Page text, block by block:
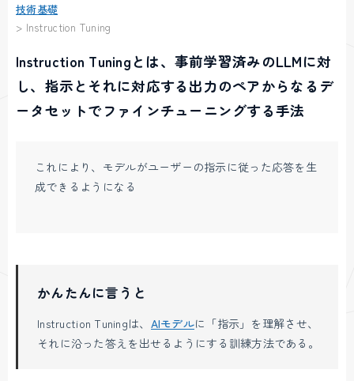
技術基礎
> Instruction Tuning
Instruction Tuningとは、事前学習済みのLLMに対
し、指示とそれに対応する出力のペアからなるデ
ータセットでファインチューニングする手法
これにより、モデルがユーザーの指示に従った応答を生
成できるようになる
かんたんに言うと
Instruction Tuningは、 AIモデルに「指示」を理解させ、
それに沿った答えを出せるようにする訓練方法である。